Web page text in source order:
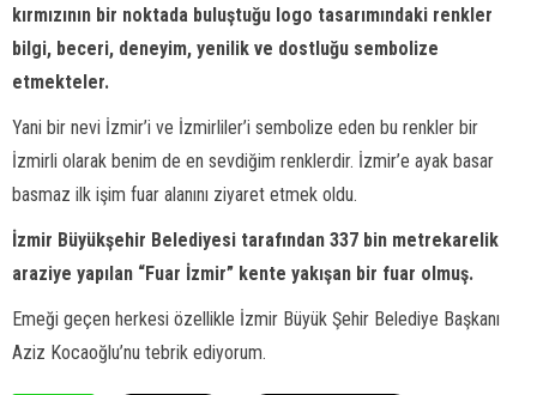
kırmızının bir noktada buluştuğu logo tasarımındaki renkler
bilgi, beceri, deneyim, yenilik ve dostluğu sembolize
etmekteler.
Yani bir nevi İzmir’i ve İzmirliler’i sembolize eden bu renkler bir
İzmirli olarak benim de en sevdiğim renklerdir. İzmir’e ayak basar
basmaz ilk işim fuar alanını ziyaret etmek oldu.
İzmir Büyükşehir Belediyesi tarafından 337 bin metrekarelik
araziye yapılan “Fuar İzmir” kente yakışan bir fuar olmuş.
Emeği geçen herkesi özellikle İzmir Büyük Şehir Belediye Başkanı
Aziz Kocaoğlu’nu tebrik ediyorum.